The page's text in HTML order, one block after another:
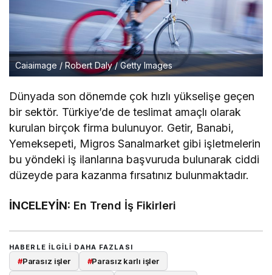
Caiaimage / Robert Daly / Getty Images
Dünyada son dönemde çok hızlı yükselişe geçen
bir sektör. Türkiye’de de teslimat amaçlı olarak
kurulan birçok firma bulunuyor. Getir, Banabi,
Yemeksepeti, Migros Sanalmarket gibi işletmelerin
bu yöndeki iş ilanlarına başvuruda bulunarak ciddi
düzeyde para kazanma fırsatınız bulunmaktadır.
İNCELEYİN: En Trend İş Fikirleri
HABERLE ILGILI DAHA FAZLASI
#Parasız işler #Parasız karlı işler